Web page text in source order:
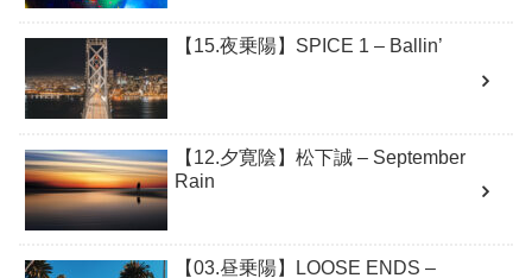
【15.夜乗陽】SPICE 1 – Ballin’
【12.夕寛陰】松下誠 – September
Rain
【03.昼乗陽】LOOSE ENDS –